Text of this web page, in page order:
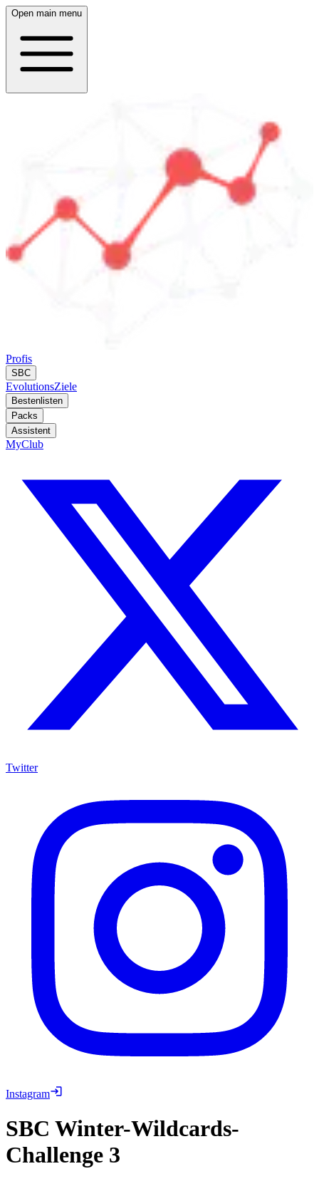
Open main menu
Profis
SBC
EvolutionsZiele
Bestenlisten
Packs
Assistent
MyClub
Twitter
Instagram
SBC Winter-Wildcards-
Challenge 3